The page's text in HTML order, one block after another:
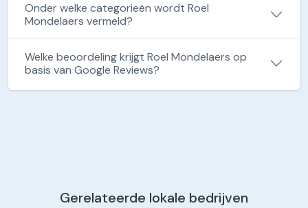
Onder welke categorieën wordt Roel
Mondelaers vermeld?
Welke beoordeling krijgt Roel Mondelaers op
basis van Google Reviews?
Gerelateerde lokale bedrijven